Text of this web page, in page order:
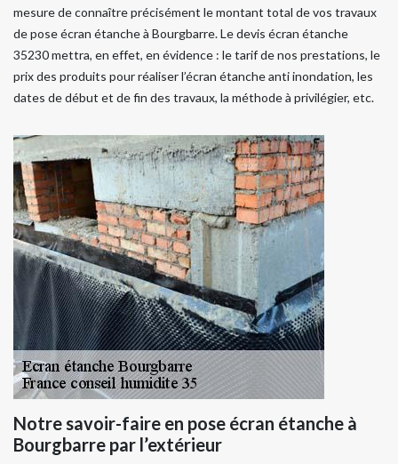
mesure de connaître précisément le montant total de vos travaux
de pose écran étanche à Bourgbarre. Le devis écran étanche
35230 mettra, en effet, en évidence : le tarif de nos prestations, le
prix des produits pour réaliser l’écran étanche anti inondation, les
dates de début et de fin des travaux, la méthode à privilégier, etc.
Notre savoir-faire en pose écran étanche à
Bourgbarre par l’extérieur